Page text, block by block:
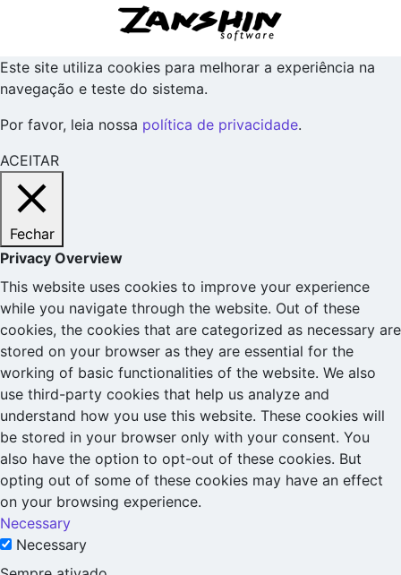
Este site utiliza cookies para melhorar a experiência na
navegação e teste do sistema.
Por favor, leia nossa política de privacidade.
ACEITAR
Fechar
Privacy Overview
This website uses cookies to improve your experience
while you navigate through the website. Out of these
cookies, the cookies that are categorized as necessary are
stored on your browser as they are essential for the
working of basic functionalities of the website. We also
use third-party cookies that help us analyze and
understand how you use this website. These cookies will
be stored in your browser only with your consent. You
also have the option to opt-out of these cookies. But
opting out of some of these cookies may have an effect
on your browsing experience.
Necessary
Necessary